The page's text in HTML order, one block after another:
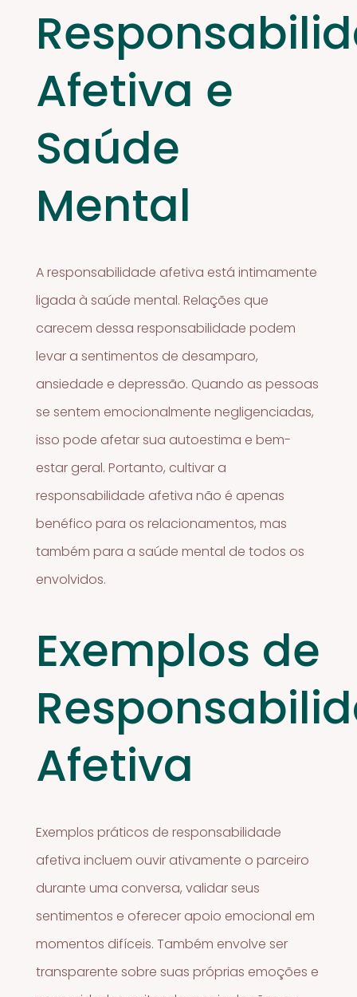
Afetiva e
Saúde
Mental
A responsabilidade afetiva está intimamente
ligada à saúde mental. Relações que
carecem dessa responsabilidade podem
levar a sentimentos de desamparo,
ansiedade e depressão. Quando as pessoas
se sentem emocionalmente negligenciadas,
isso pode afetar sua autoestima e bem-
estar geral. Portanto, cultivar a
responsabilidade afetiva não é apenas
benéfico para os relacionamentos, mas
também para a saúde mental de todos os
envolvidos.
Exemplos de
Afetiva
Exemplos práticos de responsabilidade
afetiva incluem ouvir ativamente o parceiro
durante uma conversa, validar seus
sentimentos e oferecer apoio emocional em
momentos difíceis. Também envolve ser
transparente sobre suas próprias emoções e